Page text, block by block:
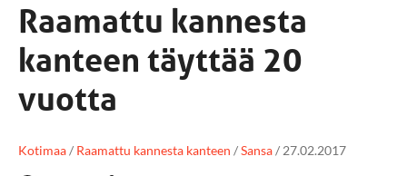
Raamattu kannesta
kanteen täyttää 20
vuotta
Kotimaa/ Raamattu kannesta kanteen /Sansa/ 27.02.2017